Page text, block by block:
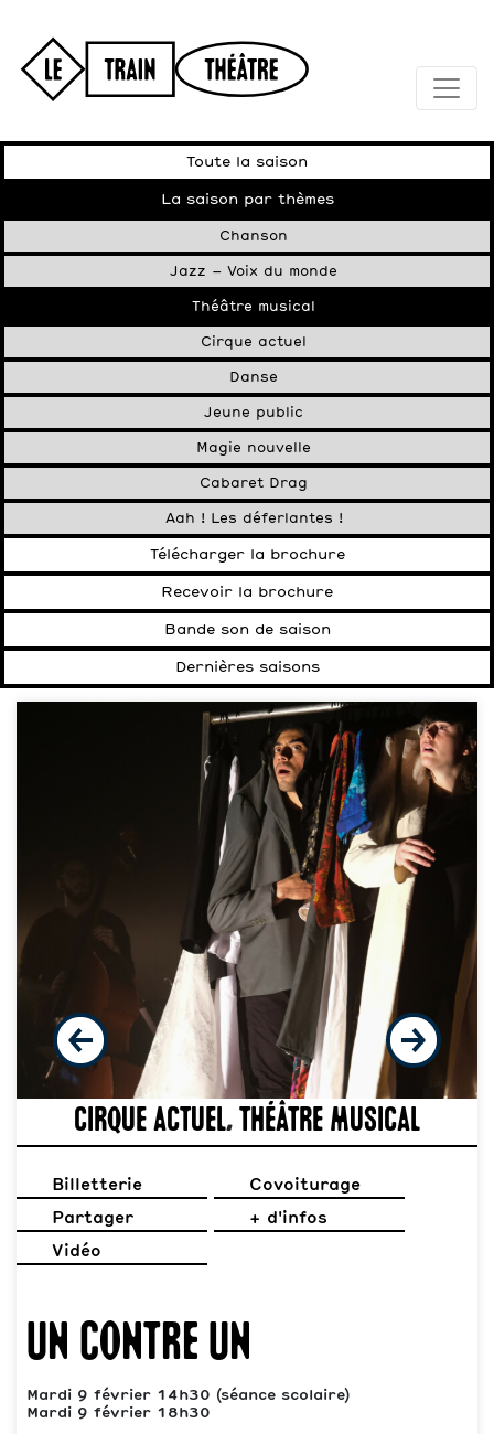
Toute la saison
La saison par thèmes
Chanson
Jazz – Voix du monde
Théâtre musical
Cirque actuel
Danse
Jeune public
Magie nouvelle
Cabaret Drag
Aah ! Les déferlantes !
Télécharger la brochure
Recevoir la brochure
Bande son de saison
Dernières saisons
Cirque actuel, Théâtre musical
Billetterie Covoiturage
Partager + d'infos
Vidéo
Un contre un
Mardi 9 février 14h30 (séance scolaire)
Mardi 9 février 18h30